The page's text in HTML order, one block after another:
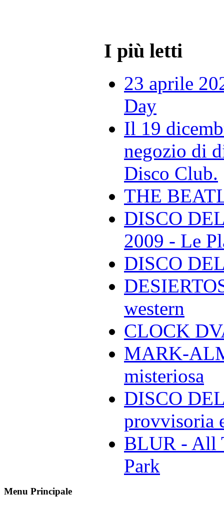
I più letti
23 aprile
Day
Il 19
negozio di
Disco Club.
THE
DISCO
2009 - Le
DISCO
western
CLOCK
MARK-
misteriosa
DISCO
provvisoria
BLUR - All
Park
Menu Principale